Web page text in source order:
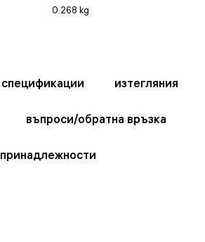
0.268 kg
спецификации изтегляния
въпроси/обратна връзка
принадлежности